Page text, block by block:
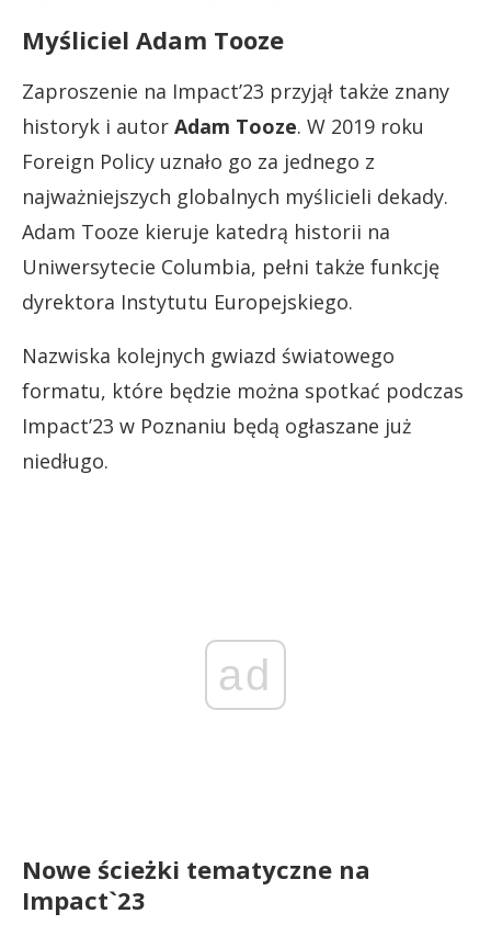
Myśliciel Adam Tooze
Zaproszenie na Impact’23 przyjął także znany
historyk i autor Adam Tooze. W 2019 roku
Foreign Policy uznało go za jednego z
najważniejszych globalnych myślicieli dekady.
Adam Tooze kieruje katedrą historii na
Uniwersytecie Columbia, pełni także funkcję
dyrektora Instytutu Europejskiego.
Nazwiska kolejnych gwiazd światowego
formatu, które będzie można spotkać podczas
Impact’23 w Poznaniu będą ogłaszane już
niedługo.
ad
Nowe ścieżki tematyczne na
Impact`23